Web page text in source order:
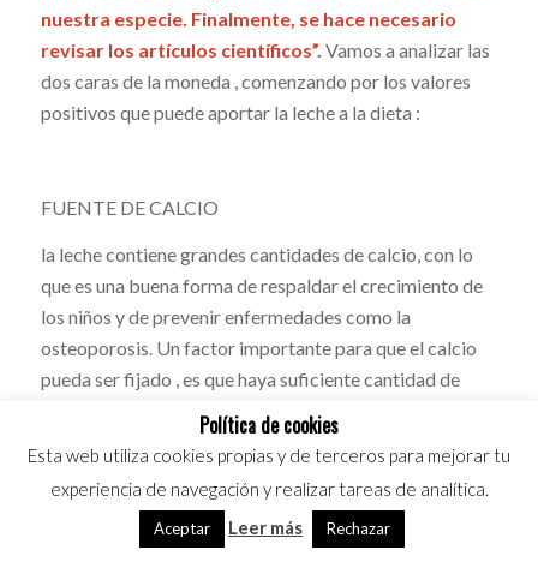
nuestra especie. Finalmente, se hace necesario
revisar los artículos científicos”. Vamos a analizar las
dos caras de la moneda , comenzando por los valores
positivos que puede aportar la leche a la dieta :
FUENTE DE CALCIO
la leche contiene grandes cantidades de calcio, con lo
que es una buena forma de respaldar el crecimiento de
los niños y de prevenir enfermedades como la
osteoporosis. Un factor importante para que el calcio
pueda ser fijado , es que haya suficiente cantidad de
vitamina D en el organismo.
RICA EN VITAMINAS
La leche tiene una composición aproximada del 87% .
Política de cookies
Esta web utiliza cookies propias y de terceros para mejorar tu
experiencia de navegación y realizar tareas de analítica.
Aceptar Leer más Rechazar